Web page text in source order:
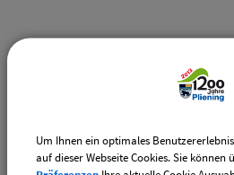
Vereinsangebote speziell für
Um Ihnen ein optimales
auf dieser Webseite Cookies. Sie können